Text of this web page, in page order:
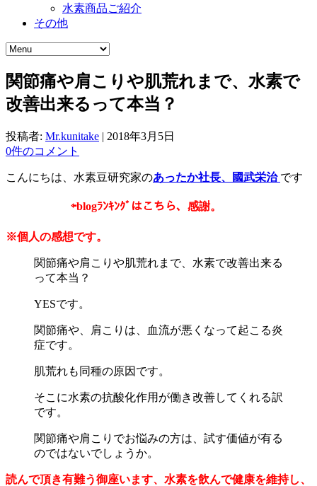
水素商品ご紹介
その他
関節痛や肩こりや肌荒れまで、水素で
改善出来るって本当？
投稿者: Mr.kunitake | 2018年3月5日
0件のコメント
こんにちは、水素豆研究家のあったか社長、國武栄治 です
⇦blogﾗﾝｷﾝｸﾞはこちら、感謝。
※個人の感想です。
関節痛や肩こりや肌荒れまで、水素で改善出来る
って本当？
YESです。
関節痛や、肩こりは、血流が悪くなって起こる炎
症です。
肌荒れも同種の原因です。
そこに水素の抗酸化作用が働き改善してくれる訳
です。
関節痛や肩こりでお悩みの方は、試す価値が有る
のではないでしょうか。
読んで頂き有難う御座います、水素を飲んで健康を維持し、